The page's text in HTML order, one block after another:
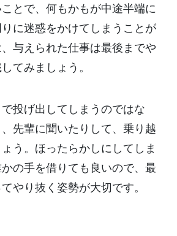
とで、何もかもが中途半端に
に迷惑をかけてしまうことが
与えられた仕事は最後までや
てみましょう。
投げ出してしまうのではな
先輩に聞いたりして、乗り越
う。ほったらかしにしてしま
の手を借りても良いので、最
やり抜く姿勢が大切です。